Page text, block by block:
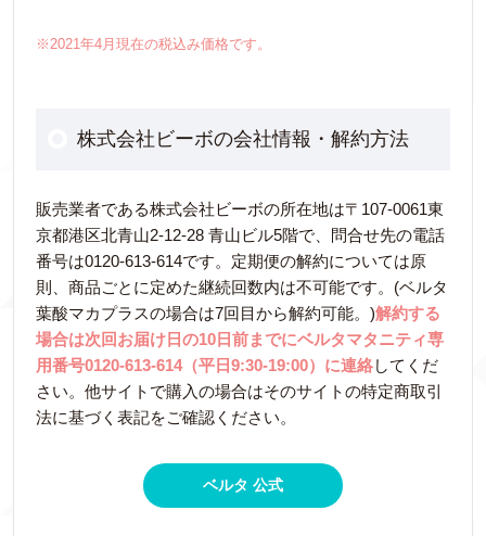
※2021年4月現在の税込み価格です。
株式会社ビーボの会社情報・解約方法
販売業者である株式会社ビーボの所在地は〒107-0061東
京都港区北青山2-12-28 青山ビル5階で、問合せ先の電話
番号は0120-613-614です。定期便の解約については原
則、商品ごとに定めた継続回数内は不可能です。(ベルタ
葉酸マカプラスの場合は7回目から解約可能。)解約する
場合は次回お届け日の10日前までにベルタマタニティ専
用番号0120-613-614（平日9:30-19:00）に連絡してくだ
さい。他サイトで購入の場合はそのサイトの特定商取引
法に基づく表記をご確認ください。
ベルタ 公式